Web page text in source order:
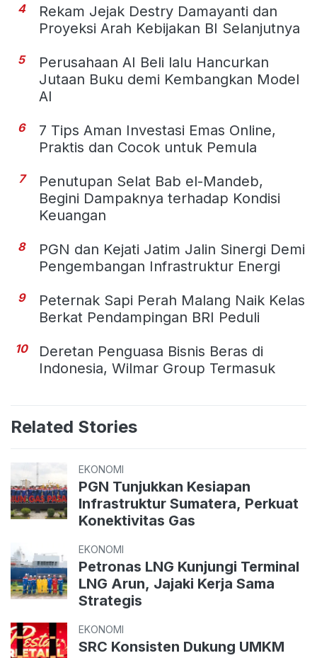
4
Rekam Jejak Destry Damayanti dan
Proyeksi Arah Kebijakan BI Selanjutnya
5
Perusahaan AI Beli lalu Hancurkan
Jutaan Buku demi Kembangkan Model
AI
6
7 Tips Aman Investasi Emas Online,
Praktis dan Cocok untuk Pemula
7
Penutupan Selat Bab el-Mandeb,
Begini Dampaknya terhadap Kondisi
Keuangan
8
PGN dan Kejati Jatim Jalin Sinergi Demi
Pengembangan Infrastruktur Energi
9
Peternak Sapi Perah Malang Naik Kelas
Berkat Pendampingan BRI Peduli
10
Deretan Penguasa Bisnis Beras di
Indonesia, Wilmar Group Termasuk
Related Stories
EKONOMI
PGN Tunjukkan Kesiapan
Infrastruktur Sumatera, Perkuat
Konektivitas Gas
EKONOMI
Petronas LNG Kunjungi Terminal
LNG Arun, Jajaki Kerja Sama
Strategis
EKONOMI
SRC Konsisten Dukung UMKM